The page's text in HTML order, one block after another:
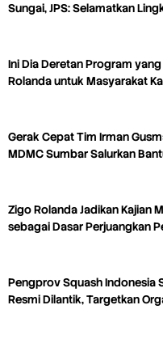
Sungai, JPS: Selamatkan
Ini Dia Deretan Program
Rolanda untuk Masyarakat
Gerak Cepat Tim Irman
MDMC Sumbar Salurkan
Zigo Rolanda Jadikan Kajian
sebagai Dasar Perjuangkan
Pengprov Squash Indonesia
Resmi Dilantik, Targetkan